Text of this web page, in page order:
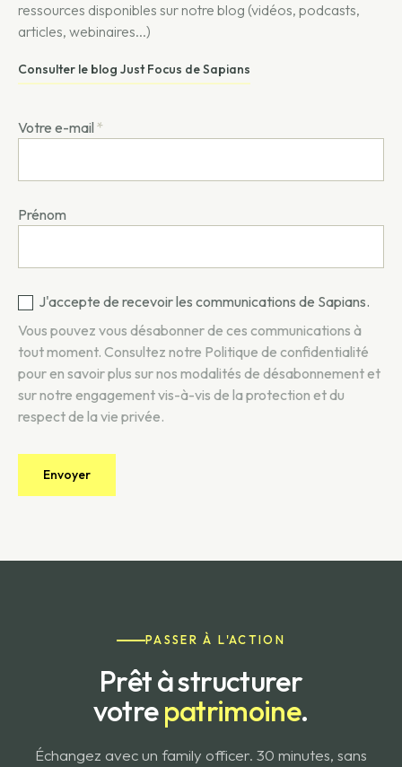
ressources disponibles sur notre blog (vidéos, podcasts,
articles, webinaires...)
Consulter le blog Just Focus de Sapians
Votre e-mail *
Prénom
J'accepte de recevoir les communications de Sapians.
Vous pouvez vous désabonner de ces communications à
tout moment. Consultez notre Politique de confidentialité
pour en savoir plus sur nos modalités de désabonnement et
sur notre engagement vis-à-vis de la protection et du
respect de la vie privée.
PASSER À L'ACTION
Prêt à structurer
votrepatrimoine.
Échangez avec un family officer. 30 minutes, sans